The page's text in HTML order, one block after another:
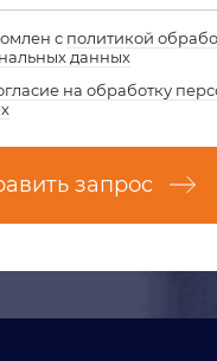
с политикой
данных
на обработку
запрос